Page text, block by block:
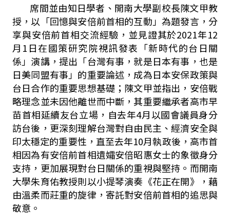
席間並由知日學者、開南大學副校長陳文甲教
授，以「回憶與安倍前首相的互動」為題發言，分
享與安倍前首相交流經驗，並見證其於2021年12
月 1 日在國策研究院視訊發表「新時代的台日關
係」演講，提出「台灣有事，就是日本有事，也是
日美同盟有事」的重要論述，成為日本安保政策與
台日合作的重要思想基礎；陳文甲並指出，安倍戰
略理念並未因他離世而中斷，其重要繼承者高市早
苗首相延續友台立場，自去年4月以國會議員身分
訪台後，更深刻理解台灣對自由民主、經濟安全與
印太穩定的重要性，直至去年10月執政後，高市首
相因為有安倍前首相遺孀安倍昭惠女士的象徵身分
支持，更加展現對台日關係的重視與堅持。而開南
大學朱育佑教授則以小提琴演奏《花正在開》，藉
由溫柔而莊重的旋律，寄託對安倍前首相的追思與
敬意。